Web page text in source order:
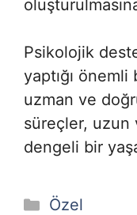
Psikolojik
yaptığı önemli
uzman ve
süreçler, uzun
dengeli bir
Kategoriler
Özel